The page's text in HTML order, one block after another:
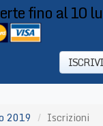
fino al 10
2019 Iscrizioni